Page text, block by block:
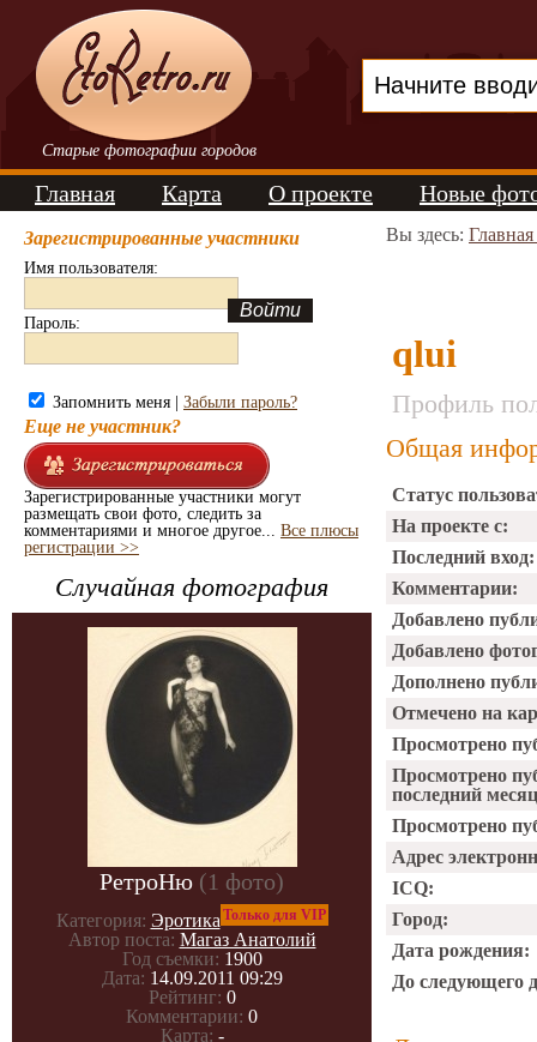
Старые фотографии городов
Главная Карта О проекте Новые
Зарегистрированные участники
Имя пользователя:
Пароль:
Запомнить меня | Забыли пароль?
Еще не участник?
Зарегистрированные участники могут
размещать свои фото, следить за
комментариями и многое другое... Все плюсы
регистрации >>
Случайная фотография
РетроНю (1 фото)
Категория: Эротика Только для VIP
Автор поста: Магаз Анатолий
Год съемки: 1900
Дата: 14.09.2011 09:29
Рейтинг: 0
Комментарии: 0
Карта: -
Вы здесь:
qlui
Профиль
Общая
Статус
На проекте с:
Последний вход:
Комментарии:
Добавлено
Добавлено
Дополнено
Отмечено на
Просмотрено
Просмотрено
последний
Просмотрено
Адрес
ICQ:
Город:
Дата рождения:
До следующего